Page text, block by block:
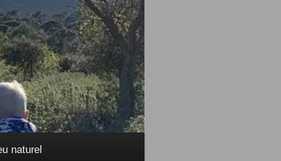
naturel